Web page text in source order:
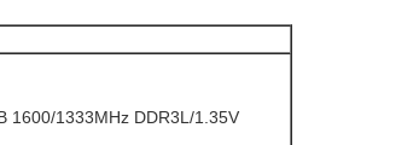
1600/1333MHz DDR3L/1.35V